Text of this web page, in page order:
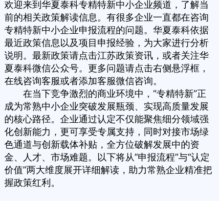
欢迎来到华夏泰科专精特新中小企业频道，了解当
前的相关政策解读信息。有很多企业一直都在咨询
专精特新中小企业申报流程的问题。华夏泰科依据
最近政策信息以及项目申报经验，为大家进行分析
说明。最新政策请点击江苏政策资讯，或者关注华
夏泰科微信公众号。更多问题请点击右侧悬浮框，
在线咨询客服或者添加客服微信咨询。
在当下竞争激烈的商业环境中，“专精特新”正
成为常熟中小企业突破发展瓶颈、实现高质量发展
的核心路径。企业通过认定不仅能聚焦细分领域强
化创新能力，更可享受专属支持，同时对接市场绿
色通道与创新载体补贴，全方位破解发展中的资
金、人才、市场难题。以下将从“申报流程”与“认定
价值”两大维度展开详细解读，助力常熟企业精准把
握政策红利。